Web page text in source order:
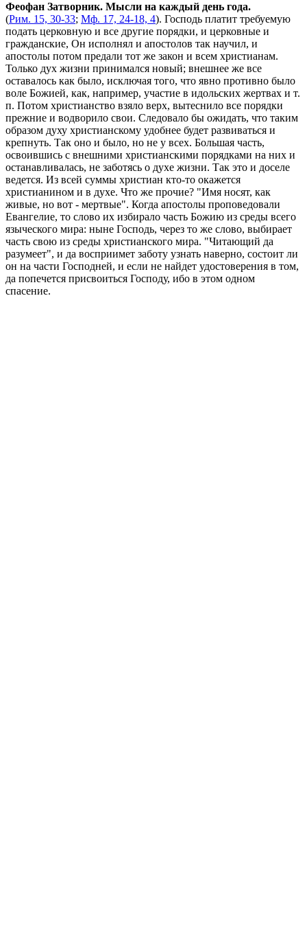
Феофан Затворник. Мысли на каждый день года.
(Рим. 15, 30-33; Мф. 17, 24-18, 4). Господь платит требуемую
подать церковную и все другие порядки, и церковные и
гражданские, Он исполнял и апостолов так научил, и
апостолы потом предали тот же закон и всем христианам.
Только дух жизни принимался новый; внешнее же все
оставалось как было, исключая того, что явно противно было
воле Божией, как, например, участие в идольских жертвах и т.
п. Потом христианство взяло верх, вытеснило все порядки
прежние и водворило свои. Следовало бы ожидать, что таким
образом духу христианскому удобнее будет развиваться и
крепнуть. Так оно и было, но не у всех. Большая часть,
освоившись с внешними христианскими порядками на них и
останавливалась, не заботясь о духе жизни. Так это и доселе
ведется. Из всей суммы христиан кто-то окажется
христианином и в духе. Что же прочие? "Имя носят, как
живые, но вот - мертвые". Когда апостолы проповедовали
Евангелие, то слово их избирало часть Божию из среды всего
языческого мира: ныне Господь, через то же слово, выбирает
часть свою из среды христианского мира. "Читающий да
разумеет", и да восприимет заботу узнать наверно, состоит ли
он на части Господней, и если не найдет удостоверения в том,
да попечется присвоиться Господу, ибо в этом одном
спасение.